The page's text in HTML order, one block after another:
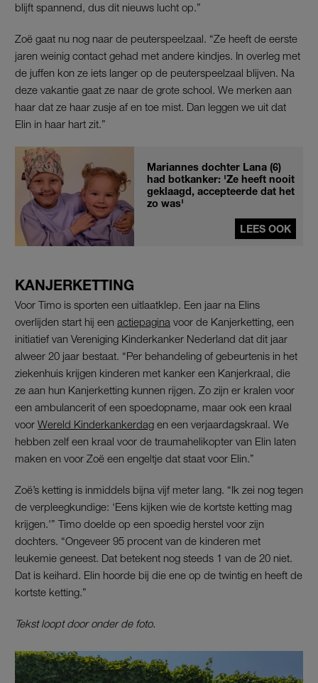
blijft spannend, dus dit nieuws lucht op.”
Zoë gaat nu nog naar de peuterspeelzaal. “Ze heeft de eerste
jaren weinig contact gehad met andere kindjes. In overleg met
de juffen kon ze iets langer op de peuterspeelzaal blijven. Na
deze vakantie gaat ze naar de grote school. We merken aan
haar dat ze haar zusje af en toe mist. Dan leggen we uit dat
Elin in haar hart zit.”
Mariannes dochter Lana (6)
had botkanker: 'Ze heeft nooit
geklaagd, accepteerde dat het
zo was'
LEES OOK
KANJERKETTING
Voor Timo is sporten een uitlaatklep. Een jaar na Elins
overlijden start hij een actiepagina voor de Kanjerketting, een
initiatief van Vereniging Kinderkanker Nederland dat dit jaar
alweer 20 jaar bestaat. “Per behandeling of gebeurtenis in het
ziekenhuis krijgen kinderen met kanker een Kanjerkraal, die
ze aan hun Kanjerketting kunnen rijgen. Zo zijn er kralen voor
een ambulancerit of een spoedopname, maar ook een kraal
voor Wereld Kinderkankerdag en een verjaardagskraal. We
hebben zelf een kraal voor de traumahelikopter van Elin laten
maken en voor Zoë een engeltje dat staat voor Elin.”
Zoë’s ketting is inmiddels bijna vijf meter lang. “Ik zei nog tegen
de verpleegkundige: ‘Eens kijken wie de kortste ketting mag
krijgen.'” Timo doelde op een spoedig herstel voor zijn
dochters. “Ongeveer 95 procent van de kinderen met
leukemie geneest. Dat betekent nog steeds 1 van de 20 niet.
Dat is keihard. Elin hoorde bij die ene op de twintig en heeft de
kortste ketting.”
Tekst loopt door onder de foto.